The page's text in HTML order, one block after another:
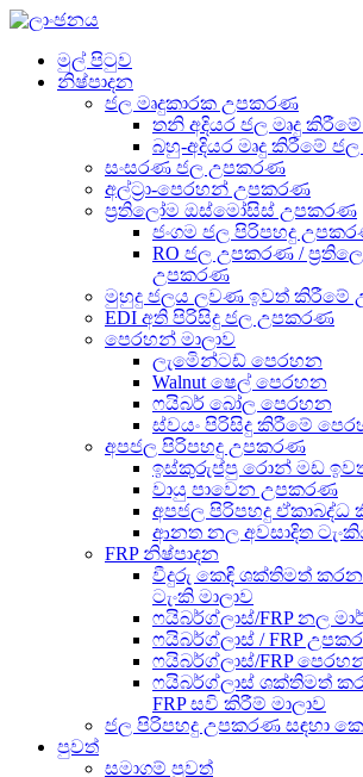
මුල් පිටුව
නිෂ්පාදන
ජල මෘදුකාරක උපකරණ
තනි අදියර ජල මෘදු
බහු-අදියර මෘදු කිරීමේ
සංසරණ ජල උපකරණ
අල්ට්‍රා-පෙරහන් උපකරණ
ප්‍රතිලෝම ඔස්මෝසිස් උපකරණ
ජංගම ජල පිරිපහදු
RO ජල උපකරණ /
උපකරණ
මුහුදු ජලය ලවණ ඉවත් කිරීමේ
EDI අති පිරිසිදු ජල උපකරණ
පෙරහන් මාලාව
ලැමිෙන්ටඩ් පෙරහන
Walnut ෂෙල් පෙරහන
ෆයිබර් බෝල පෙරහන
ස්වයං පිරිසිදු කිරීමේ
අපජල පිරිපහදු උපකරණ
ඉස්කුරුප්පු රොන් මඩ
වායු පාවෙන උපකරණ
අපජල පිරිපහදු
ආනත නල අවසාදිත
FRP නිෂ්පාදන
වීදුරු කෙඳි ශක්තිමත් කරන
ටැංකි මාලාව
ෆයිබර්ග්ලාස්/FRP නල
ෆයිබර්ග්ලාස් / FRP
ෆයිබර්ග්ලාස්/FRP
ෆයිබර්ග්ලාස් ශක්තිමත්
FRP සවි කිරීම් මාලාව
ජල පිරිපහදු උපකරණ සඳහා
පුවත්
සමාගම් පුවත්